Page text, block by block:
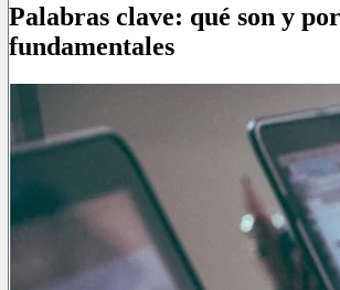
Palabras clave: qué son y
fundamentales